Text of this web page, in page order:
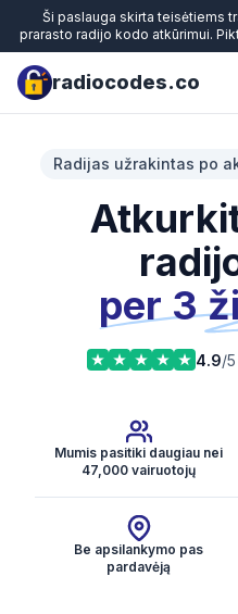
Ši paslauga skirta teisėtiems
prarasto radijo kodo atkūrimui.
radiocodes.co
Radijas užrakintas po
per 3
4.9/
Mumis pasitiki daugiau nei
47,000 vairuotojų
Be apsilankymo pas
pardavėją